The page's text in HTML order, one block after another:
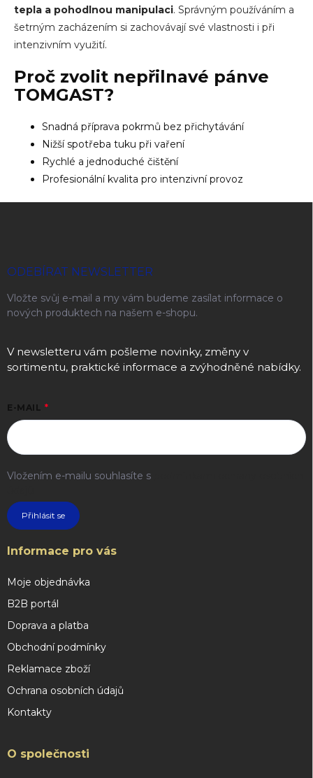
tepla a pohodlnou manipulaci. Správným používáním a
šetrným zacházením si zachovávají své vlastnosti i při
intenzivním využití.
Proč zvolit nepřilnavé pánve
TOMGAST?
Snadná příprava pokrmů bez přichytávání
Nižší spotřeba tuku při vaření
Rychlé a jednoduché čištění
Profesionální kvalita pro intenzivní provoz
ODEBÍRAT NEWSLETTER
Vložte svůj e-mail a my vám budeme zasílat informace o
nových produktech na našem e-shopu.
V newsletteru vám pošleme novinky, změny v
sortimentu, praktické informace a zvýhodněné nabídky.
E-MAIL
Vložením e-mailu souhlasíte s
Přihlásit se
Informace pro vás
Moje objednávka
B2B portál
Doprava a platba
Obchodní podmínky
Reklamace zboží
Ochrana osobních údajů
Kontakty
O společnosti